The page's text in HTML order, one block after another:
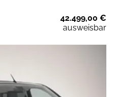
42.499,00 €
ausweisbar